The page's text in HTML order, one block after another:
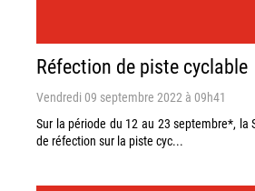
Réfection de piste cyclable
Vendredi 09 septembre 2022 à 09h41
Sur la période du 12 au 23 septembre*, la
de réfection sur la piste cyc...